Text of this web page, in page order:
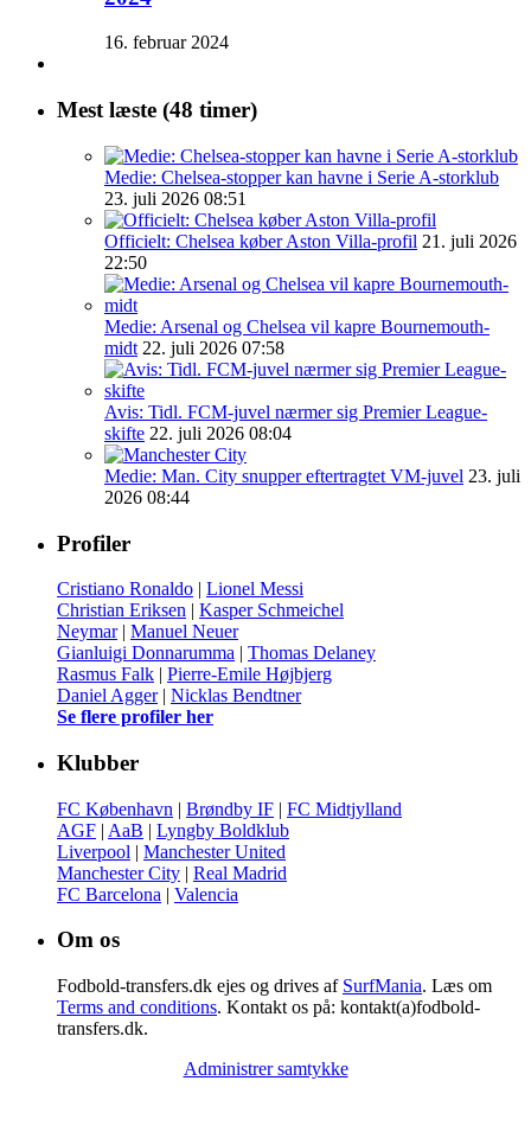
16. februar 2024
Mest læste (48 timer)
Medie: Chelsea-stopper kan havne i Serie A-storklub
23. juli 2026 08:51
Officielt: Chelsea køber Aston Villa-profil 21. juli 2026
22:50
Medie: Arsenal og Chelsea vil kapre Bournemouth-
midt 22. juli 2026 07:58
Avis: Tidl. FCM-juvel nærmer sig Premier League-
skifte 22. juli 2026 08:04
Medie: Man. City snupper eftertragtet VM-juvel 23. juli
2026 08:44
Profiler
Cristiano Ronaldo | Lionel Messi
Christian Eriksen | Kasper Schmeichel
Neymar| Manuel Neuer
Gianluigi Donnarumma | Thomas Delaney
Rasmus Falk | Pierre-Emile Højbjerg
Daniel Agger| Nicklas Bendtner
Se flere profiler her
Klubber
FC København | Brøndby IF | FC Midtjylland
AGF | AaB | Lyngby Boldklub
Liverpool | Manchester United
Manchester City | Real Madrid
FC Barcelona | Valencia
Om os
Fodbold-transfers.dk ejes og drives af SurfMania. Læs om
Terms and conditions. Kontakt os på: kontakt(a)fodbold-
transfers.dk.
Administrer samtykke